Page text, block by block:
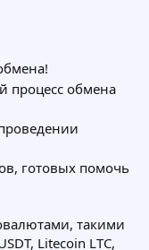
процесс обмена
готовых помочь
такими
Litecoin LTC,